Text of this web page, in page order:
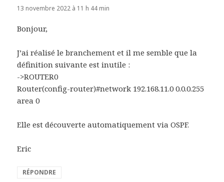
i
13 novembre 2022 à 11 h 44 min
Bonjour,
J’ai réalisé le branchement et il me semble que la
définition suivante est inutile :
->ROUTER0
Router(config-router)#network 192.168.11.0 0.0.0.255
area 0
Elle est découverte automatiquement via OSPF.
Eric
RÉPONDRE